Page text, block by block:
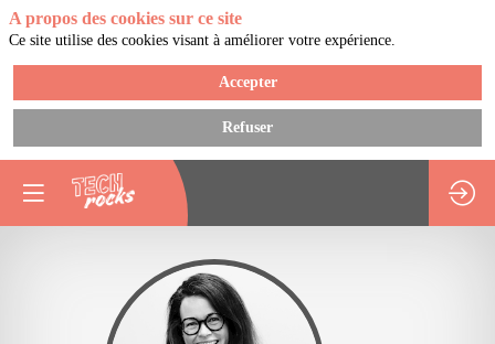
A propos des cookies sur ce site
Ce site utilise des cookies visant à améliorer votre expérience.
Accepter
Refuser